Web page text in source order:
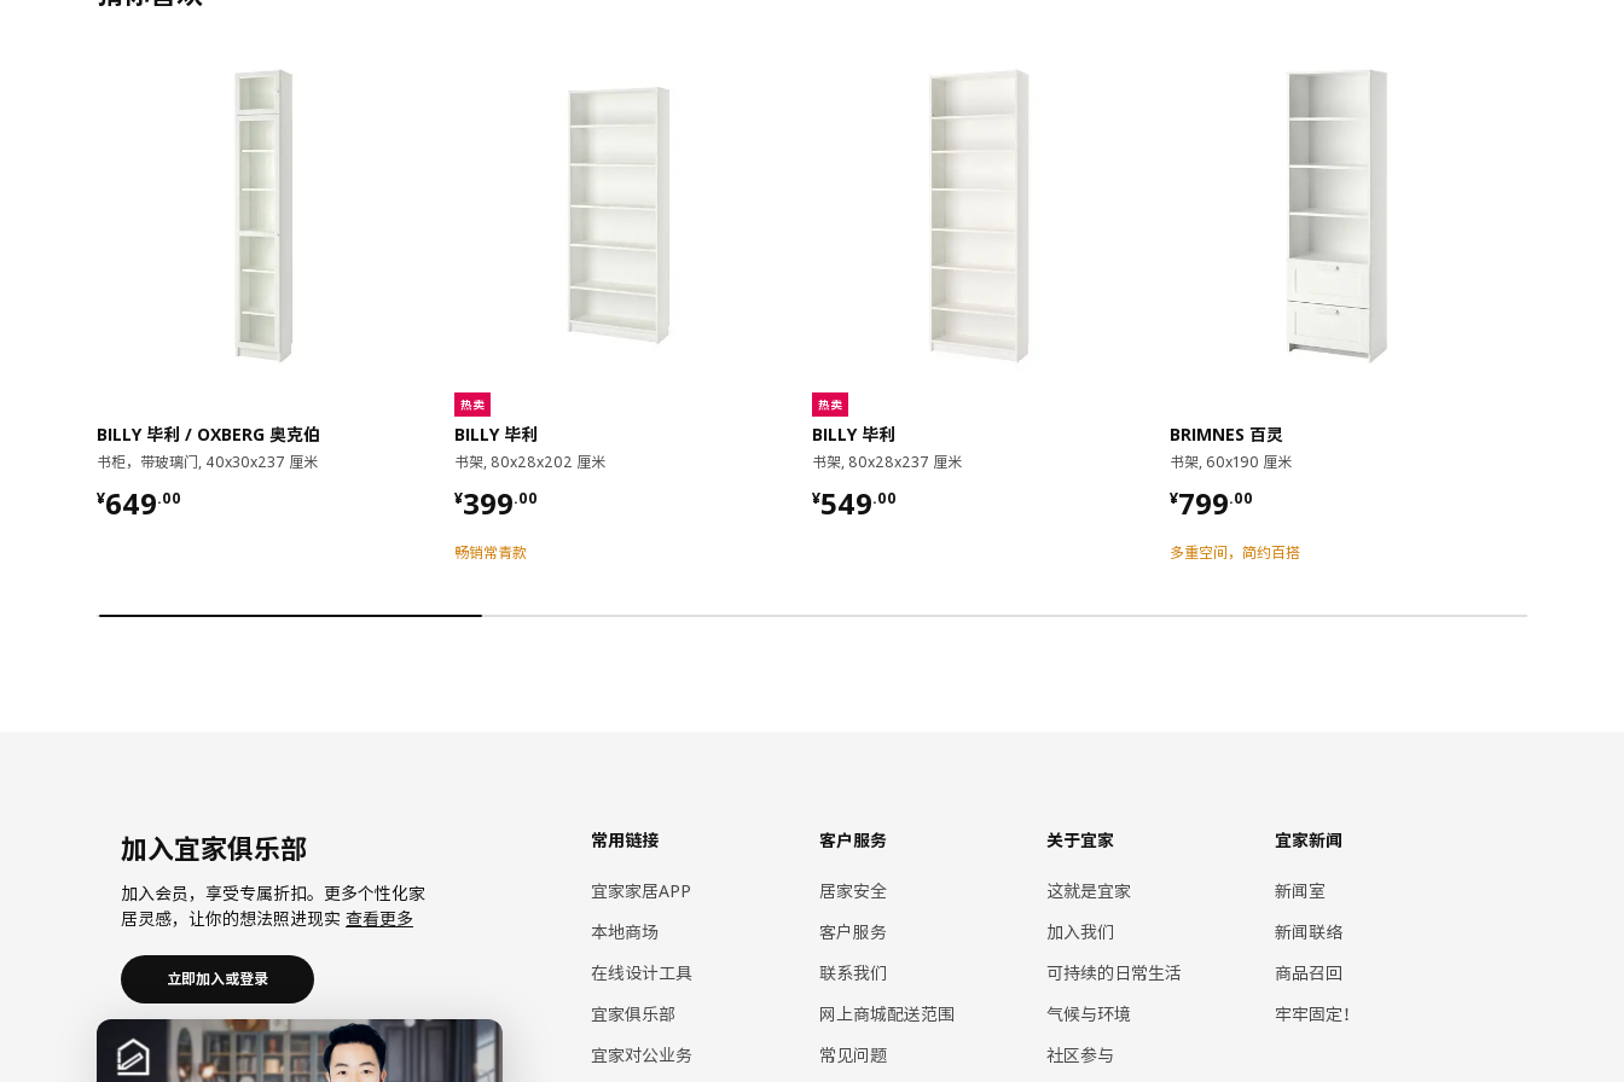
BILLY 毕利 / OXBERG 奥克伯
书柜，带玻璃门, 40x30x237 厘米
¥649.00
¥ 649.00
热卖
BILLY 毕利
书架, 80x28x202 厘米
¥399.00
¥ 399.00
畅销常青款
热卖
BILLY 毕利
书架, 80x28x237 厘米
¥549.00
¥ 549.00
BRIMNES 百灵
书架, 60x190 厘米
¥799.00
¥ 799.00
多重空间，简约百搭
加入宜家俱乐部
加入会员，享受专属折扣。更多个性化家
居灵感，让你的想法照进现实 查看更多
立即加入或登录
加入宜家企业会员
常用链接
宜家家居APP
本地商场
在线设计工具
宜家俱乐部
宜家对公业务
客户服务
居家安全
客户服务
联系我们
网上商城配送范围
常见问题
关于宜家
这就是宜家
加入我们
可持续的日常生活
气候与环境
社区参与
宜家新闻
新闻室
新闻联络
商品召回
牢牢固定！